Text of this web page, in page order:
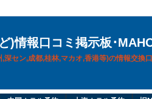
)情報口コミ掲示板･
深セン,成都,桂林,マカオ,香港等)の情報交換